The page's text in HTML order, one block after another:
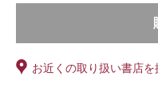
お近くの取り扱い書店を